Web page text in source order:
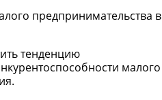
предпринимательства в
тенденцию
малого